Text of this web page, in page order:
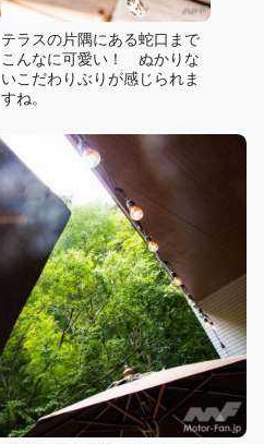
テラスの片隅にある蛇口まで
こんなに可愛い！ ぬかりな
いこだわりぶりが感じられま
すね。